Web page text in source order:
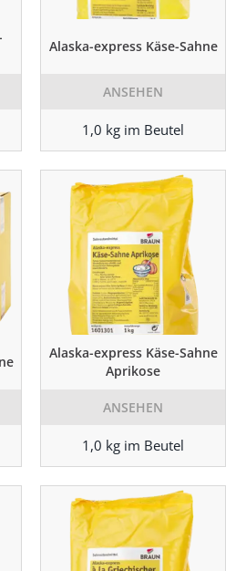
Alaska-express Käse-Sahne
ANSEHEN
1,0 kg im Beutel
Alaska-express Käse-Sahne
Aprikose
ANSEHEN
1,0 kg im Beutel